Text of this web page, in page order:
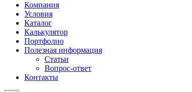
Компания
Условия
Каталог
Калькулятор
Портфолио
Полезная информация
Статьи
Вопрос-ответ
Контакты